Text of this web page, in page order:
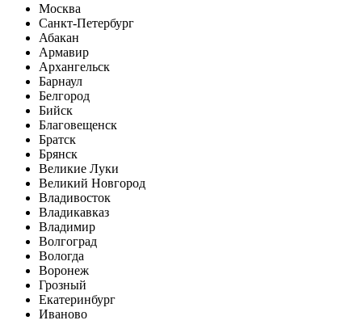
Москва
Санкт-Петербург
Абакан
Армавир
Архангельск
Барнаул
Белгород
Бийск
Благовещенск
Братск
Брянск
Великие Луки
Великий Новгород
Владивосток
Владикавказ
Владимир
Волгоград
Вологда
Воронеж
Грозный
Екатеринбург
Иваново